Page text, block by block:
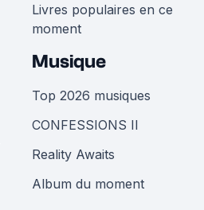
Livres populaires en ce
moment
Musique
Top 2026 musiques
CONFESSIONS II
Reality Awaits
Album du moment